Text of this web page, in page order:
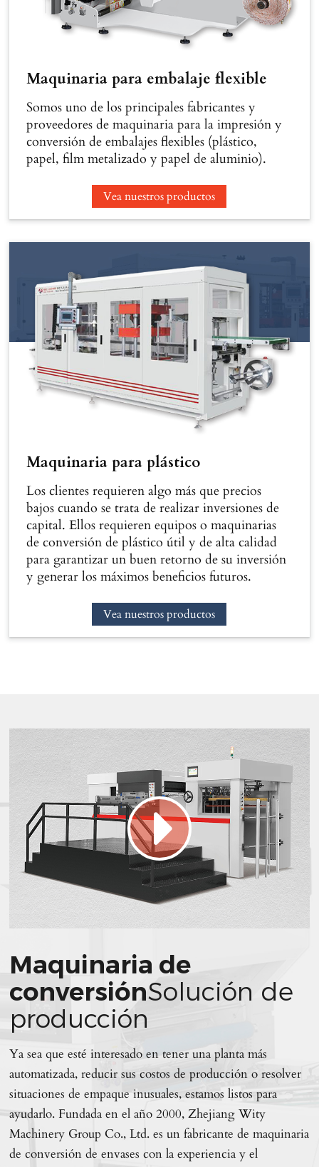
Maquinaria para embalaje flexible
Somos uno de los principales fabricantes y
proveedores de maquinaria para la impresión y
conversión de embalajes flexibles (plástico,
papel, film metalizado y papel de aluminio).
Vea nuestros productos
Maquinaria para plástico
Los clientes requieren algo más que precios
bajos cuando se trata de realizar inversiones de
capital. Ellos requieren equipos o maquinarias
de conversión de plástico útil y de alta calidad
para garantizar un buen retorno de su inversión
y generar los máximos beneficios futuros.
Vea nuestros productos
Maquinaria de
conversiónSolución de
producción
Ya sea que esté interesado en tener una planta más
automatizada, reducir sus costos de producción o resolver
situaciones de empaque inusuales, estamos listos para
ayudarlo. Fundada en el año 2000, Zhejiang Wity
Machinery Group Co., Ltd. es un fabricante de maquinaria
de conversión de envases con la experiencia y el